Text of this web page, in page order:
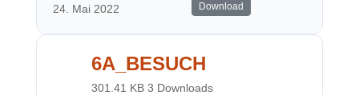
24. Mai 2022 Download
6A_BESUCH
301.41 KB 3 Downloads